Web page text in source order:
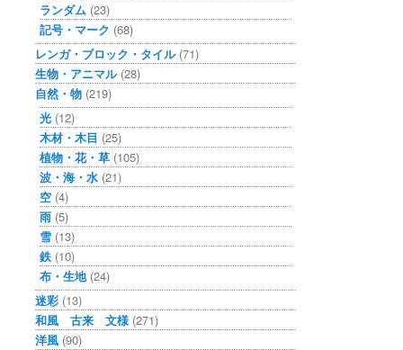
ランダム (23)
記号・マーク (68)
レンガ・ブロック・タイル(71)
生物・アニマル(28)
自然・物 (219)
光 (12)
木材・木目 (25)
植物・花・草 (105)
波・海・水 (21)
空 (4)
雨 (5)
雪 (13)
鉄 (10)
布・生地(24)
迷彩 (13)
和風 古来 文様 (271)
洋風 (90)